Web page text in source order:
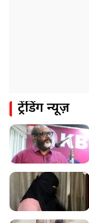
ट्रेंडिंग न्यूज़